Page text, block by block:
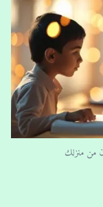
من منزلك